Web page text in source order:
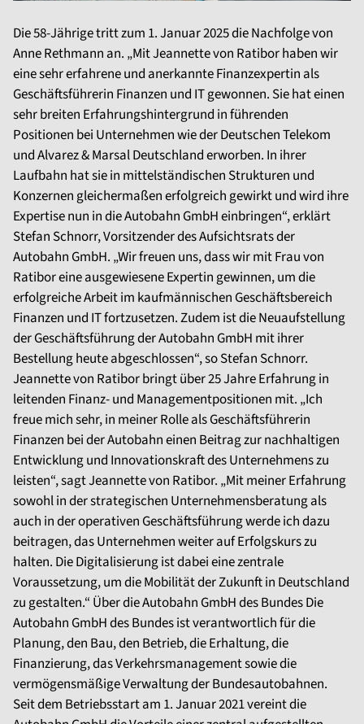
Die 58-Jährige tritt zum 1. Januar 2025 die Nachfolge von
Anne Rethmann an. „Mit Jeannette von Ratibor haben wir
eine sehr erfahrene und anerkannte Finanzexpertin als
Geschäftsführerin Finanzen und IT gewonnen. Sie hat einen
sehr breiten Erfahrungshintergrund in führenden
Positionen bei Unternehmen wie der Deutschen Telekom
und Alvarez & Marsal Deutschland erworben. In ihrer
Laufbahn hat sie in mittelständischen Strukturen und
Konzernen gleichermaßen erfolgreich gewirkt und wird ihre
Expertise nun in die Autobahn GmbH einbringen“, erklärt
Stefan Schnorr, Vorsitzender des Aufsichtsrats der
Autobahn GmbH. „Wir freuen uns, dass wir mit Frau von
Ratibor eine ausgewiesene Expertin gewinnen, um die
erfolgreiche Arbeit im kaufmännischen Geschäftsbereich
Finanzen und IT fortzusetzen. Zudem ist die Neuaufstellung
der Geschäftsführung der Autobahn GmbH mit ihrer
Bestellung heute abgeschlossen“, so Stefan Schnorr.
Jeannette von Ratibor bringt über 25 Jahre Erfahrung in
leitenden Finanz- und Managementpositionen mit. „Ich
freue mich sehr, in meiner Rolle als Geschäftsführerin
Finanzen bei der Autobahn einen Beitrag zur nachhaltigen
Entwicklung und Innovationskraft des Unternehmens zu
leisten“, sagt Jeannette von Ratibor. „Mit meiner Erfahrung
sowohl in der strategischen Unternehmensberatung als
auch in der operativen Geschäftsführung werde ich dazu
beitragen, das Unternehmen weiter auf Erfolgskurs zu
halten. Die Digitalisierung ist dabei eine zentrale
Voraussetzung, um die Mobilität der Zukunft in Deutschland
zu gestalten.“ Über die Autobahn GmbH des Bundes Die
Autobahn GmbH des Bundes ist verantwortlich für die
Planung, den Bau, den Betrieb, die Erhaltung, die
Finanzierung, das Verkehrsmanagement sowie die
vermögensmäßige Verwaltung der Bundesautobahnen.
Seit dem Betriebsstart am 1. Januar 2021 vereint die